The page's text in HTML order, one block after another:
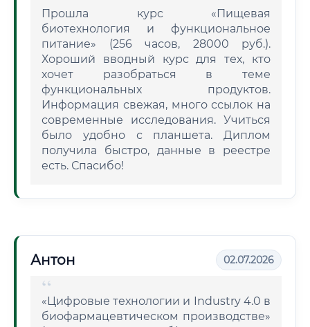
Прошла курс «Пищевая
биотехнология и функциональное
питание» (256 часов, 28000 руб.).
Хороший вводный курс для тех, кто
хочет разобраться в теме
функциональных продуктов.
Информация свежая, много ссылок на
современные исследования. Учиться
было удобно с планшета. Диплом
получила быстро, данные в реестре
есть. Спасибо!
Антон 02.07.2026
«Цифровые технологии и Industry 4.0 в
биофармацевтическом производстве»